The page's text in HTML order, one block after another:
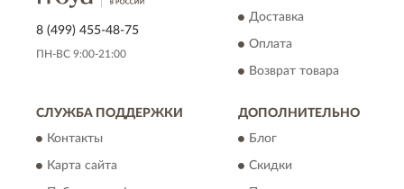
8 (499) 455-48-75
ПН-ВС 9:00-21:00
Доставка
Оплата
Возврат товара
СЛУЖБА ПОДДЕРЖКИ
Контакты
Карта сайта
ДОПОЛНИТЕЛЬНО
Блог
Скидки